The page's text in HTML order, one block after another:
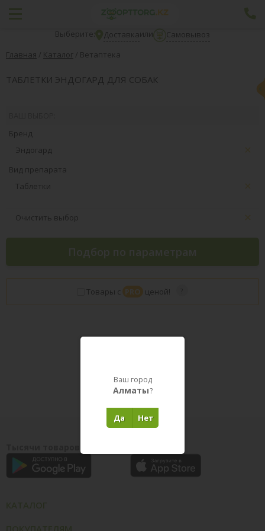
Выберите: Доставкаили
Самовывоз
Главная / Каталог / Ветаптека
ТАБЛЕТКИ ЭНДОГАРД ДЛЯ СОБАК
Бренд
Эндогард
Вид препарата
Таблетки
Очистить выбор
Подбор по параметрам
Товары с PRO ценой!
Ваш город
Алматы?
Нет
Да